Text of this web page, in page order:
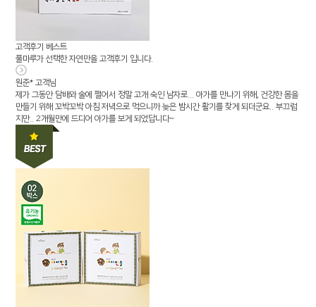
고객후기 베스트
풀마루가 선택한 자연만을 고객후기 입니다.
원준* 고객님
제가 그동안 담배와 술에 쩔어서 정말 고개 숙인 남자로... 아가를 만나기 위해, 건강한 몸을
만들기 위해 꼬박꼬박 아침 저녁으로 먹으니까 늦은 밤시간 활기를 찾게 되더군요.. 부끄럽
지만.. 2개월만에 드디어 아가를 보게 되었답니다~